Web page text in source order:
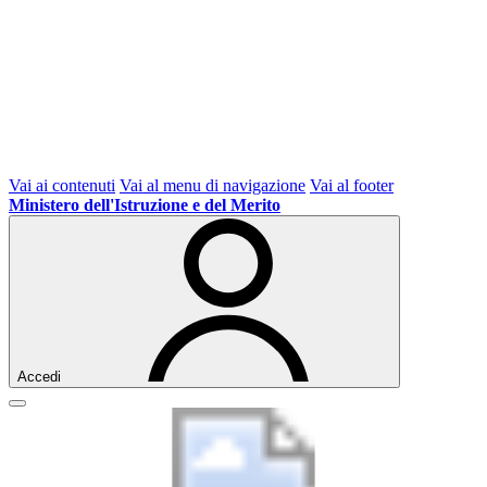
Vai ai contenuti Vai al menu di navigazione Vai al footer
Ministero dell'Istruzione e del Merito
Accedi